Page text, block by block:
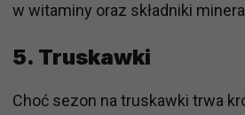
w witaminy oraz składniki
5. Truskawki
Choć sezon na truskawki trwa